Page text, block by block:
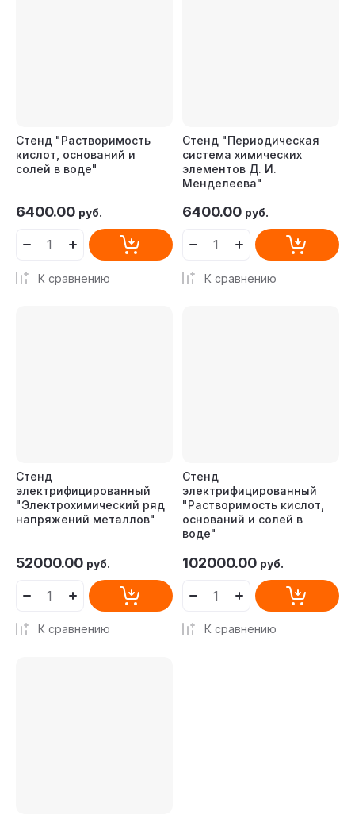
Стенд "Растворимость
кислот, оснований и
солей в воде"
6400.00 руб.
К сравнению
Стенд "Периодическая
система химических
элементов Д. И.
Менделеева"
6400.00 руб.
К сравнению
Стенд
электрифицированный
"Электрохимический ряд
напряжений металлов"
52000.00 руб.
К сравнению
Стенд
электрифицированный
"Растворимость кислот,
оснований и солей в
воде"
102000.00 руб.
К сравнению